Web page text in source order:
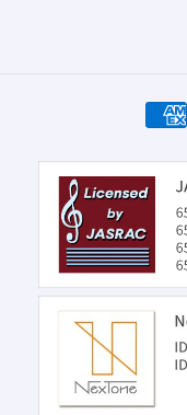
決
済
方
法